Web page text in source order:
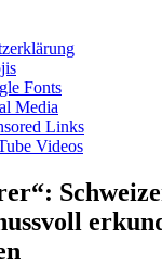
Fonts
Media
Links
Videos